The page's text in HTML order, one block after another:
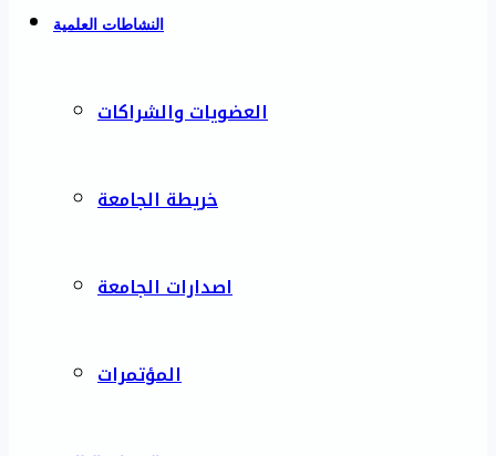
النشاطات العلمية
العضويات والشراكات
خريطة الجامعة
اصدارات الجامعة
المؤتمرات